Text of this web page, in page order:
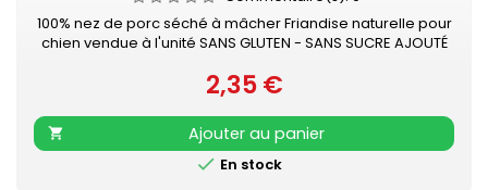
100% nez de porc séché à mâcher Friandise naturelle pour
chien vendue à l'unité SANS GLUTEN - SANS SUCRE AJOUTÉ
Prix
2,35 €

Ajouter au panier
 En stock